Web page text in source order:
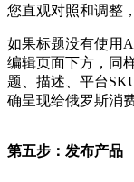
您直观对照和调整
如果标题没有使用
编辑页面下方，同
题、描述、平台
确呈现给俄罗斯消
第五步：发布产品